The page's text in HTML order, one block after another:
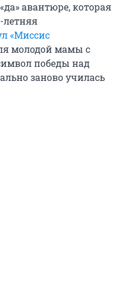
авантюре, которая
летняя
«Миссис
молодой мамы с
победы над
заново училась